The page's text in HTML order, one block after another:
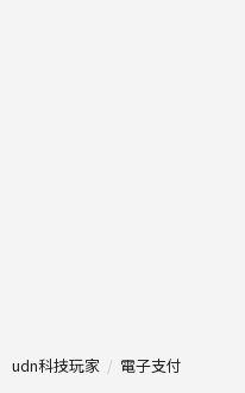
udn科技玩家 電子支付